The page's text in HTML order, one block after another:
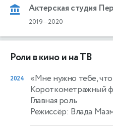
Актерская студия
2019—2020
Роли в кино и на ТВ
2024 «Мне нужно тебе,
Короткометражный
Главная роль
Режиссёр: Влада